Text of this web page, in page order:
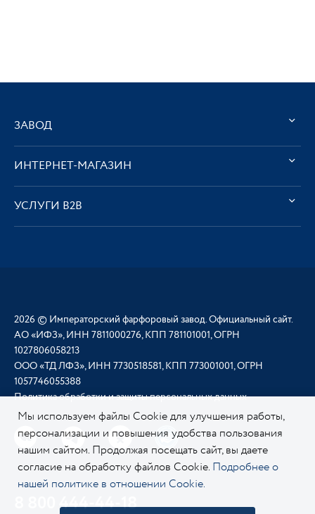
ЗАВОД
ИНТЕРНЕТ-МАГАЗИН
УСЛУГИ В2В
2026 © Императорский фарфоровый завод. Официальный сайт.
АО «ИФЗ», ИНН 7811000276, КПП 781101001, ОГРН
1027806058213
ООО «ТД ЛФЗ», ИНН 7730518581, КПП 773001001, ОГРН
1057746055388
Политика обработки и защиты персональных данных
8 800 444-44-18
Мы используем файлы Cookie для улучшения работы,
персонализации и повышения удобства пользования
нашим сайтом. Продолжая посещать сайт, вы даете
согласие на обработку файлов Cookie. Подробнее о
нашей политике в отношении Cookie.